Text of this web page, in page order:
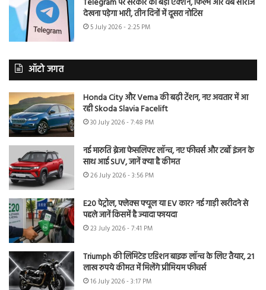
देखना पड़ेगा भारी, तीन दिनों में दूसरा नोटिस
5 July 2026 - 2:25 PM
ऑटो जगत
Honda City और Verna की बढ़ी टेंशन, नए अवतार में आ
रही Skoda Slavia Facelift
30 July 2026 - 7:48 PM
नई मारुति ब्रेजा फेसलिफ्ट लॉन्च, नए फीचर्स और टर्बो इंजन के
साथ आई SUV, जानें क्या है कीमत
26 July 2026 - 3:56 PM
E20 पेट्रोल, फ्लेक्स फ्यूल या EV कार? नई गाड़ी खरीदने से
पहले जानें किसमें है ज्यादा फायदा
23 July 2026 - 7:41 PM
Triumph की लिमिटेड एडिशन बाइक लॉन्च के लिए तैयार, 21
लाख रुपये कीमत में मिलेंगे प्रीमियम फीचर्स
16 July 2026 - 3:17 PM